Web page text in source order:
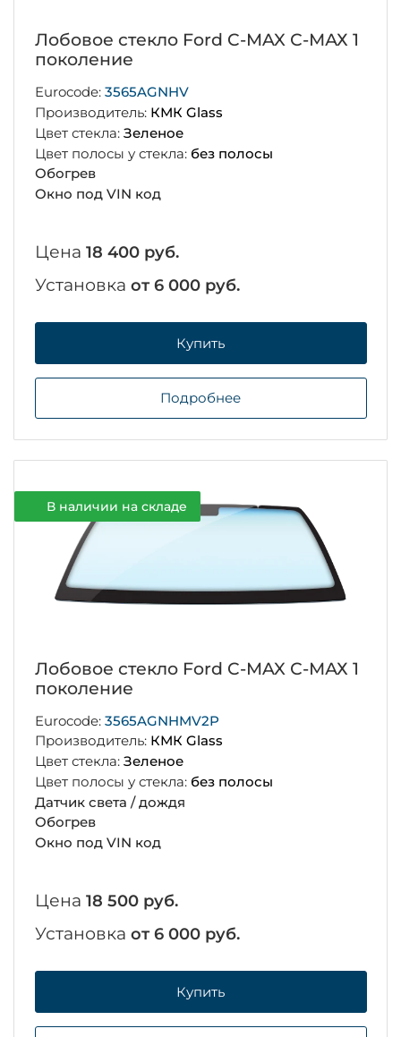
Лобовое стекло Ford C-MAX С-МАХ 1
поколение
Eurocode: 3565AGNHV
Производитель: КМК Glass
Цвет стекла: Зеленое
Цвет полосы у стекла: без полосы
Обогрев
Окно под VIN код
Цена 18 400 руб.
Установка от 6 000 руб.
Купить
Подробнее
В наличии на складе
Лобовое стекло Ford C-MAX С-МАХ 1
поколение
Eurocode: 3565AGNHMV2P
Производитель: КМК Glass
Цвет стекла: Зеленое
Цвет полосы у стекла: без полосы
Датчик света / дождя
Обогрев
Окно под VIN код
Цена 18 500 руб.
Установка от 6 000 руб.
Купить